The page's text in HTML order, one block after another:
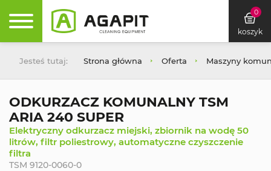
0
koszyk
Jesteś tutaj: Strona główna Oferta Maszyny
ODKURZACZ KOMUNALNY TSM
ARIA 240 SUPER
Elektryczny odkurzacz miejski, zbiornik na wodę 50
litrów, filtr poliestrowy, automatyczne czyszczenie
filtra
TSM 9120-0060-0